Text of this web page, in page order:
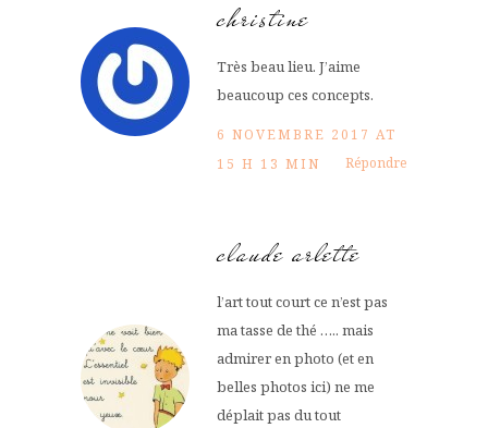
christine
Très beau lieu. J’aime
beaucoup ces concepts.
6 NOVEMBRE 2017 AT
15 H 13 MIN
Répondre
claude arlette
l’art tout court ce n’est pas
ma tasse de thé ….. mais
admirer en photo (et en
belles photos ici) ne me
déplait pas du tout